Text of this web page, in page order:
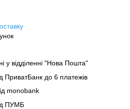
у відділенні "Нова Пошта"
ПриватБанк до 6 платежів
monobank
ПУМБ